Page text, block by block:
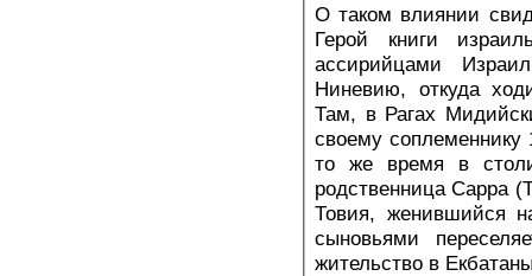
О таком влиянии
Герой книги
ассирийцами
Ниневию, откуда
Там, в Рагах
своему соплеменнику
то же время в
родственница Сарра
Товия, женившийся
сыновьями
жительство в